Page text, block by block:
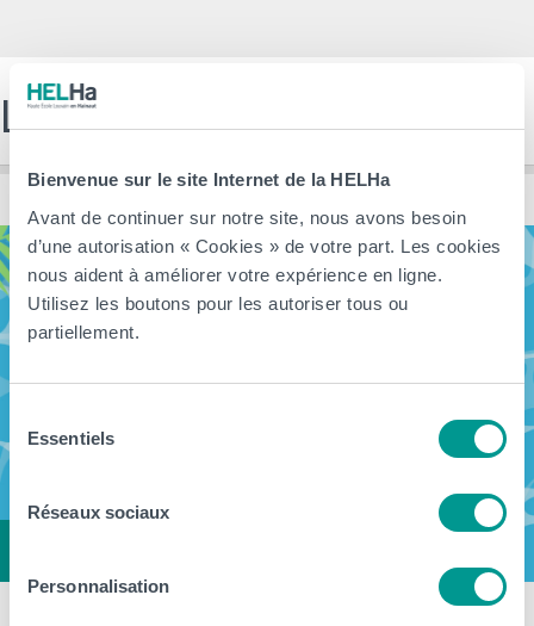
Bienvenue sur le site Internet de la HELHa
Avant de continuer sur notre site, nous avons besoin
d’une autorisation « Cookies » de votre part. Les cookies
nous aident à améliorer votre expérience en ligne.
Utilisez les boutons pour les autoriser tous ou
partiellement.
du Essentiels
Réseaux sociaux
Personnalisation
Les dernières news